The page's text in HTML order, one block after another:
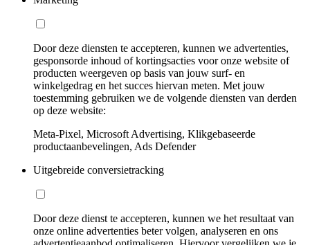
Door deze diensten te accepteren, kunnen we advertenties,
gesponsorde inhoud of kortingsacties voor onze website of
producten weergeven op basis van jouw surf- en
winkelgedrag en het succes hiervan meten. Met jouw
toestemming gebruiken we de volgende diensten van derden
op deze website:
Meta-Pixel, Microsoft Advertising, Klikgebaseerde
productaanbevelingen, Ads Defender
Uitgebreide conversietracking
Door deze dienst te accepteren, kunnen we het resultaat van
onze online advertenties beter volgen, analyseren en ons